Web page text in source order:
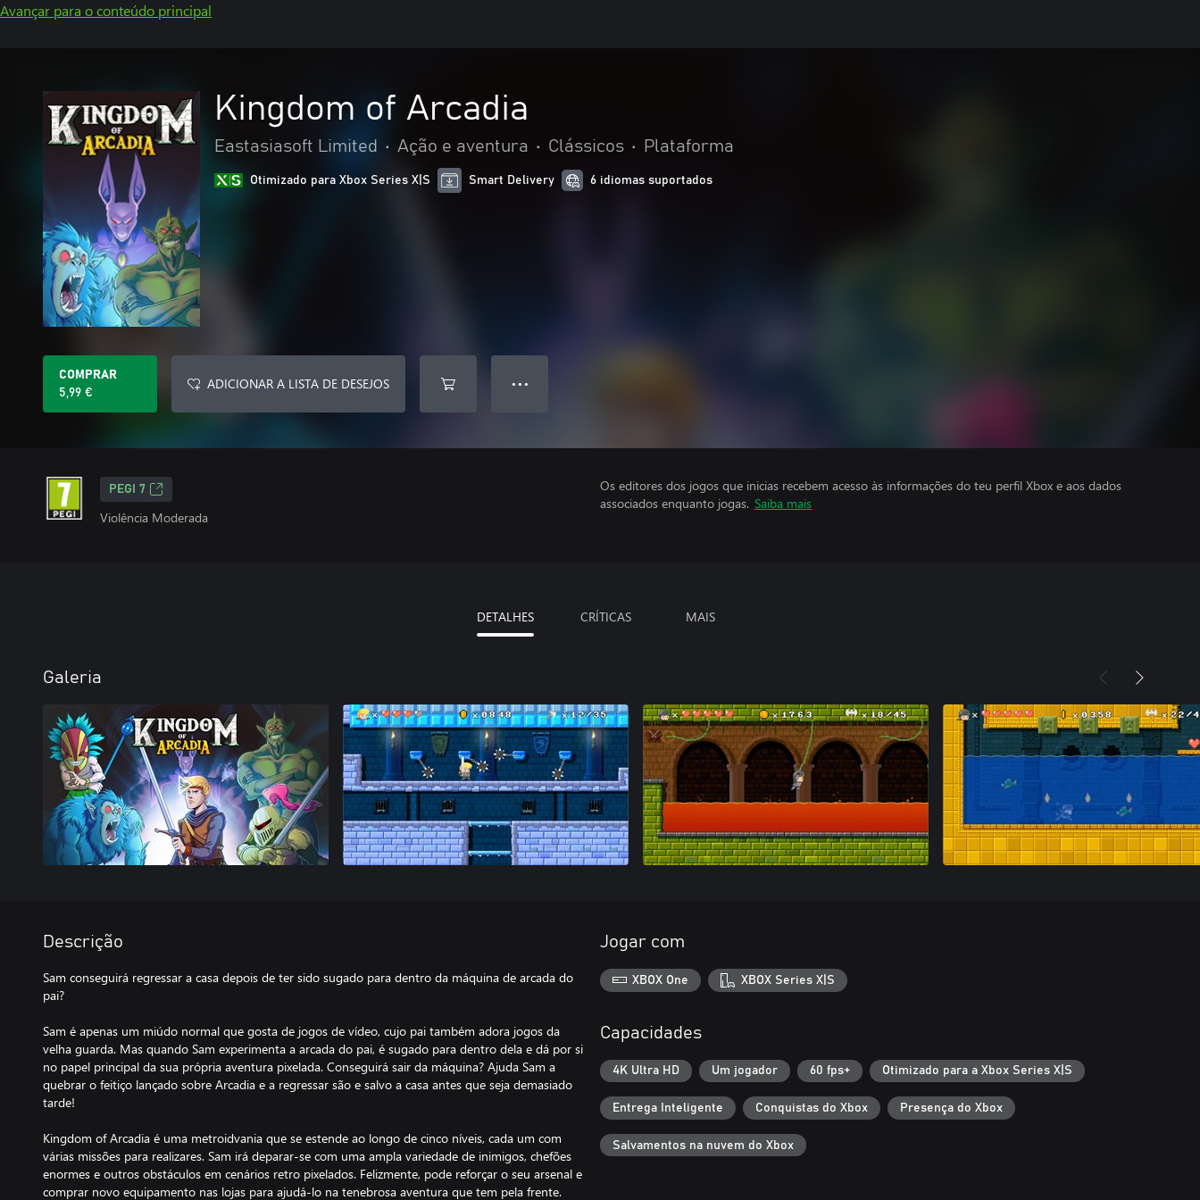
Avançar para o conteúdo principal
Kingdom of Arcadia
Eastasiasoft Limited • Ação e aventura • Clássicos • Plataforma
Otimizado para Xbox Series X|S Smart Delivery 6 idiomas suportados
COMPRAR
5,99 €
ADICIONAR A LISTA DE DESEJOS ● ● ●
PEGI 7
Violência Moderada
Os editores dos jogos que inicias recebem acesso às informações do teu perfil Xbox e aos dados
associados enquanto jogas. Saiba mais
DETALHES CRÍTICAS MAIS
Galeria
Descrição
Sam conseguirá regressar a casa depois de ter sido sugado para dentro da máquina de arcada do
pai?
Sam é apenas um miúdo normal que gosta de jogos de vídeo, cujo pai também adora jogos da
velha guarda. Mas quando Sam experimenta a arcada do pai, é sugado para dentro dela e dá por si
no papel principal da sua própria aventura pixelada. Conseguirá sair da máquina? Ajuda Sam a
quebrar o feitiço lançado sobre Arcadia e a regressar são e salvo a casa antes que seja demasiado
tarde!
Kingdom of Arcadia é uma metroidvania que se estende ao longo de cinco níveis, cada um com
várias missões para realizares. Sam irá deparar-se com uma ampla variedade de inimigos, chefões
enormes e outros obstáculos em cenários retro pixelados. Felizmente, pode reforçar o seu arsenal e
comprar novo equipamento nas lojas para ajudá-lo na tenebrosa aventura que tem pela frente.
Jogar com
XBOX One XBOX Series X|S
Capacidades
4K Ultra HD Um jogador 60 fps+ Otimizado para a Xbox Series X|S
Entrega Inteligente Conquistas do Xbox Presença do Xbox
Salvamentos na nuvem do Xbox